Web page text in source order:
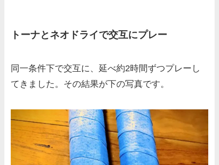
トーナとネオドライで交互にプレー
同一条件下で交互に、延べ約2時間ずつプレーし
てきました。その結果が下の写真です。